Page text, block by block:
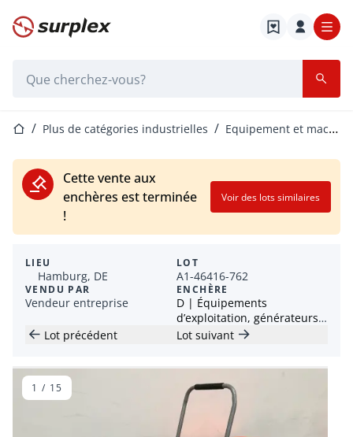
Page d'accueil
Page d'accueil
Plus de catégories industrielles Equipement et machines de processus
Cette vente aux
enchères est terminée
!
Voir des lots similaires
LIEU
Hamburg, DE
VENDU PAR
Vendeur entreprise
LOT
A1-46416-762
ENCHÈRE
D | Équipements
d’exploitation, générateurs,
machines-outils et plus
Lot précédent Lot suivant
1 / 15